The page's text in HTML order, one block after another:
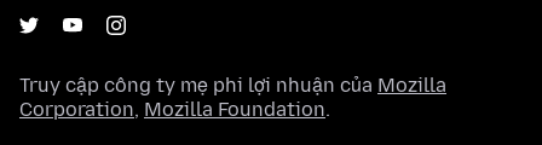
Truy cập công ty mẹ phi lợi nhuận của Mozilla
Corporation, Mozilla Foundation.